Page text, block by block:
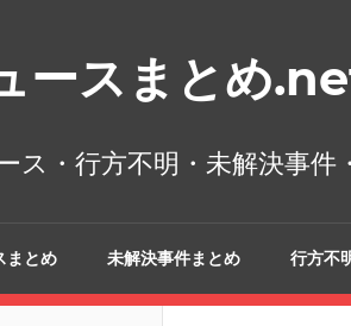
ースまとめ
ス・行方不明・未解決事
まとめ 未解決事件まとめ 行方不